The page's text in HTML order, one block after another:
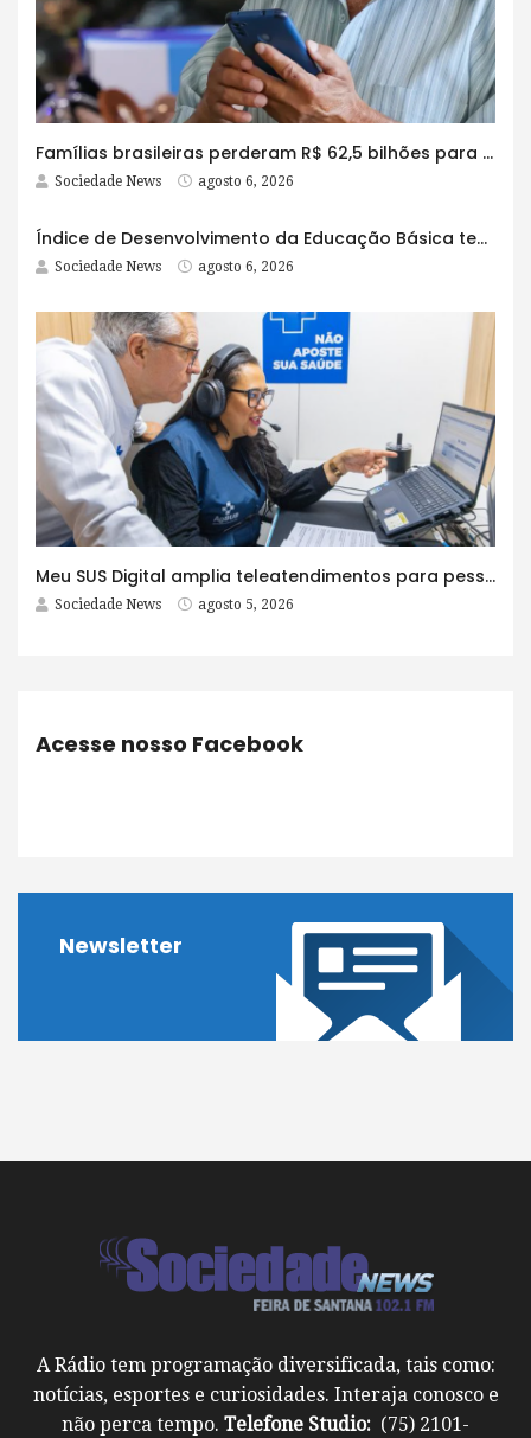
Famílias brasileiras perderam R$ 62,5 bilhões para bets em 2025
Sociedade News agosto 6, 2026
Índice de Desenvolvimento da Educação Básica tem elevação em todas as etapas
Sociedade News agosto 6, 2026
Meu SUS Digital amplia teleatendimentos para pessoas com problemas com jogos e apostas
Sociedade News agosto 5, 2026
Acesse nosso Facebook
Newsletter
A Rádio tem programação diversificada, tais como:
notícias, esportes e curiosidades. Interaja conosco e
não perca tempo. Telefone Studio: (75) 2101-